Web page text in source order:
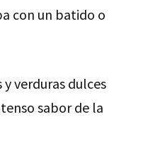
con un batido o
verduras dulces
sabor de la